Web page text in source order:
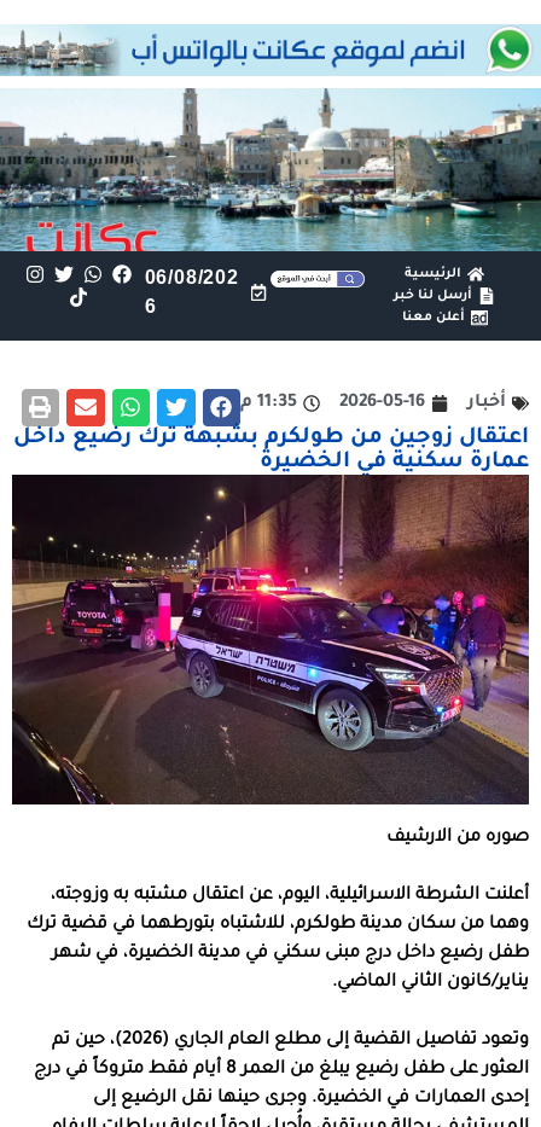
الرئيسية
أرسل لنا خبر
أعلن معنا
06/08/202
6
أخبار 2026-05-16 11:35 م
اعتقال زوجين من طولكرم بشبهة ترك رضيع داخل
عمارة سكنية في الخضيرة
صوره من الارشيف
أعلنت الشرطة الاسرائيلية، اليوم، عن اعتقال مشتبه به وزوجته،
وهما من سكان مدينة طولكرم، للاشتباه بتورطهما في قضية ترك
طفل رضيع داخل درج مبنى سكني في مدينة الخضيرة، في شهر
يناير/كانون الثاني الماضي.
وتعود تفاصيل القضية إلى مطلع العام الجاري (2026)، حين تم
العثور على طفل رضيع يبلغ من العمر 8 أيام فقط متروكاً في درج
إحدى العمارات في الخضيرة. وجرى حينها نقل الرضيع إلى